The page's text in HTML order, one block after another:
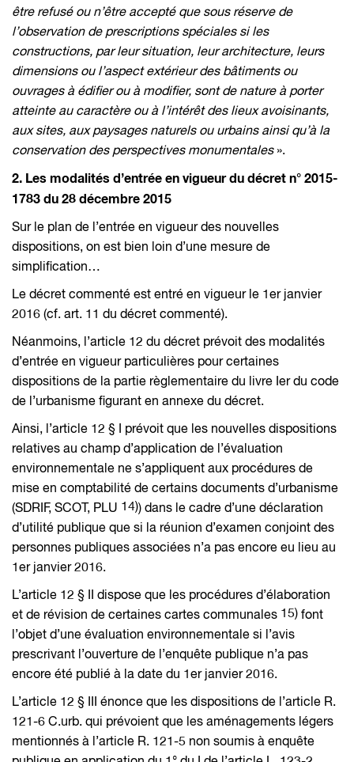
être refusé ou n’être accepté que sous réserve de
l’observation de prescriptions spéciales si les
constructions, par leur situation, leur architecture, leurs
dimensions ou l’aspect extérieur des bâtiments ou
ouvrages à édifier ou à modifier, sont de nature à porter
atteinte au caractère ou à l’intérêt des lieux avoisinants,
aux sites, aux paysages naturels ou urbains ainsi qu’à la
conservation des perspectives monumentales ».
2. Les modalités d’entrée en vigueur du décret n° 2015-
1783 du 28 décembre 2015
Sur le plan de l’entrée en vigueur des nouvelles
dispositions, on est bien loin d’une mesure de
simplification…
Le décret commenté est entré en vigueur le 1er janvier
2016 (cf. art. 11 du décret commenté).
Néanmoins, l’article 12 du décret prévoit des modalités
d’entrée en vigueur particulières pour certaines
dispositions de la partie règlementaire du livre Ier du code
de l’urbanisme figurant en annexe du décret.
Ainsi, l’article 12 § I prévoit que les nouvelles dispositions
relatives au champ d’application de l’évaluation
environnementale ne s’appliquent aux procédures de
mise en comptabilité de certains documents d’urbanisme
(SDRIF, SCOT, PLU 14)) dans le cadre d’une déclaration
d’utilité publique que si la réunion d’examen conjoint des
personnes publiques associées n’a pas encore eu lieu au
1er janvier 2016.
L’article 12 § II dispose que les procédures d’élaboration
et de révision de certaines cartes communales 15) font
l’objet d’une évaluation environnementale si l’avis
prescrivant l’ouverture de l’enquête publique n’a pas
encore été publié à la date du 1er janvier 2016.
L’article 12 § III énonce que les dispositions de l’article R.
121-6 C.urb. qui prévoient que les aménagements légers
mentionnés à l’article R. 121-5 non soumis à enquête